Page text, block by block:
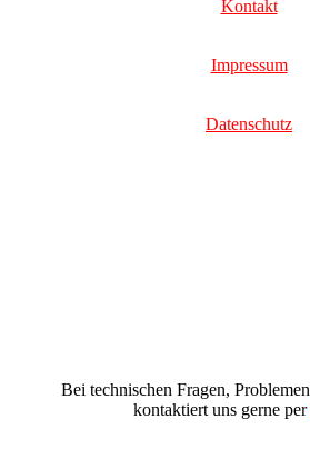
Kontakt
Impressum
Datenschutz
Bei technischen Fragen,
kontaktiert uns gerne per